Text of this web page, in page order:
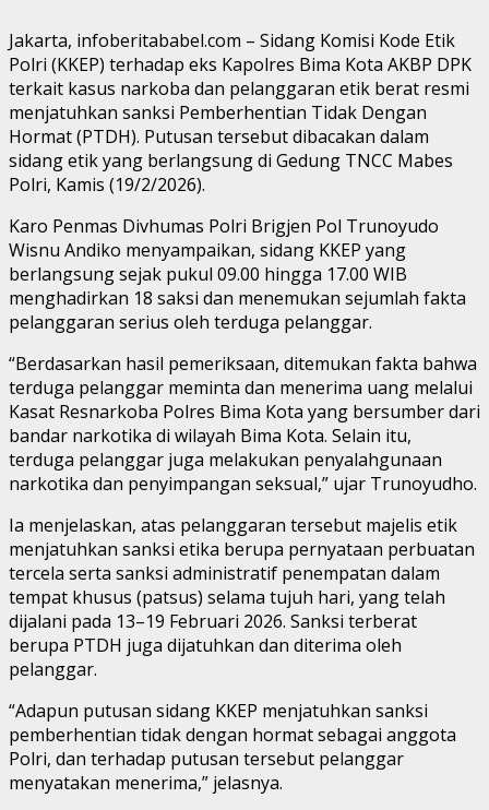
Jakarta, infoberitababel.com – Sidang Komisi Kode Etik
Polri (KKEP) terhadap eks Kapolres Bima Kota AKBP DPK
terkait kasus narkoba dan pelanggaran etik berat resmi
menjatuhkan sanksi Pemberhentian Tidak Dengan
Hormat (PTDH). Putusan tersebut dibacakan dalam
sidang etik yang berlangsung di Gedung TNCC Mabes
Polri, Kamis (19/2/2026).
Karo Penmas Divhumas Polri Brigjen Pol Trunoyudo
Wisnu Andiko menyampaikan, sidang KKEP yang
berlangsung sejak pukul 09.00 hingga 17.00 WIB
menghadirkan 18 saksi dan menemukan sejumlah fakta
pelanggaran serius oleh terduga pelanggar.
“Berdasarkan hasil pemeriksaan, ditemukan fakta bahwa
terduga pelanggar meminta dan menerima uang melalui
Kasat Resnarkoba Polres Bima Kota yang bersumber dari
bandar narkotika di wilayah Bima Kota. Selain itu,
terduga pelanggar juga melakukan penyalahgunaan
narkotika dan penyimpangan seksual,” ujar Trunoyudho.
Ia menjelaskan, atas pelanggaran tersebut majelis etik
menjatuhkan sanksi etika berupa pernyataan perbuatan
tercela serta sanksi administratif penempatan dalam
tempat khusus (patsus) selama tujuh hari, yang telah
dijalani pada 13–19 Februari 2026. Sanksi terberat
berupa PTDH juga dijatuhkan dan diterima oleh
pelanggar.
“Adapun putusan sidang KKEP menjatuhkan sanksi
pemberhentian tidak dengan hormat sebagai anggota
Polri, dan terhadap putusan tersebut pelanggar
menyatakan menerima,” jelasnya.